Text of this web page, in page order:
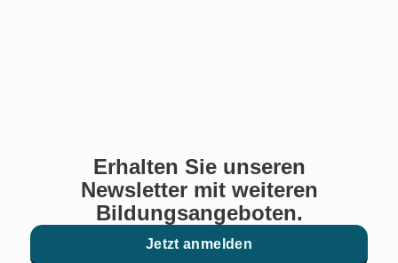
Erhalten Sie unseren
Newsletter mit weiteren
Bildungsangeboten.
Jetzt anmelden